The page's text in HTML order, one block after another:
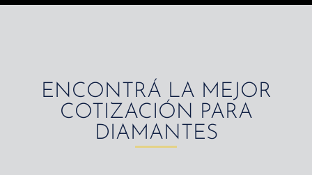
ENCONTRÁ LA MEJOR
COTIZACIÓN PARA
DIAMANTES